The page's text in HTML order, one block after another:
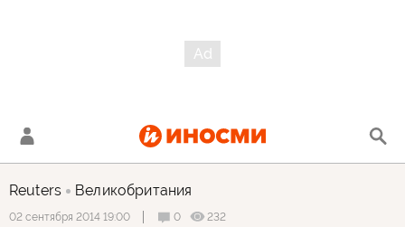
Reuters Великобритания
02 сентября 2014 19:00 0 232